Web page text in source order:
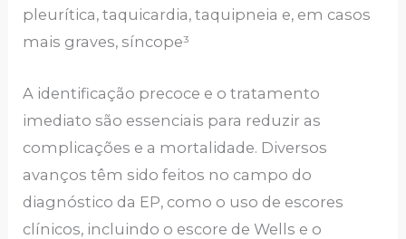
pleurítica, taquicardia, taquipneia e, em casos
mais graves, síncope³
A identificação precoce e o tratamento
imediato são essenciais para reduzir as
complicações e a mortalidade. Diversos
avanços têm sido feitos no campo do
diagnóstico da EP, como o uso de escores
clínicos, incluindo o escore de Wells e o